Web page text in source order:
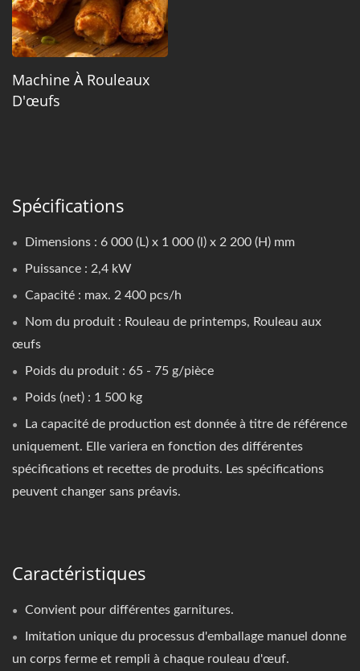
Machine À Rouleaux
D'œufs
Spécifications
Dimensions : 6 000 (L) x 1 000 (l) x 2 200 (H) mm
Puissance : 2,4 kW
Capacité : max. 2 400 pcs/h
Nom du produit : Rouleau de printemps, Rouleau aux
œufs
Poids du produit : 65 - 75 g/pièce
Poids (net) : 1 500 kg
La capacité de production est donnée à titre de référence
uniquement. Elle variera en fonction des différentes
spécifications et recettes de produits. Les spécifications
peuvent changer sans préavis.
Caractéristiques
Convient pour différentes garnitures.
Imitation unique du processus d'emballage manuel donne
un corps ferme et rempli à chaque rouleau d'œuf.